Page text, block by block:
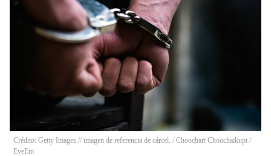
Crédito: Getty Images // imagen de referencia de cárcel. / Choochart Choochaikupt /
EyeEm